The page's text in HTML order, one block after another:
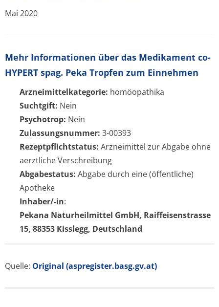
Mai 2020
Mehr Informationen über das Medikament co-
HYPERT spag. Peka Tropfen zum Einnehmen
Arzneimittelkategorie: homöopathika
Suchtgift: Nein
Psychotrop: Nein
Zulassungsnummer: 3-00393
Rezeptpflichtstatus: Arzneimittel zur Abgabe ohne
aerztliche Verschreibung
Abgabestatus: Abgabe durch eine (öffentliche)
Apotheke
Inhaber/-in:
Pekana Naturheilmittel GmbH, Raiffeisenstrasse
15, 88353 Kisslegg, Deutschland
Quelle: Original (aspregister.basg.gv.at)